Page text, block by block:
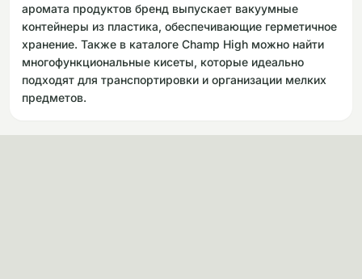
аромата продуктов бренд выпускает вакуумные
контейнеры из пластика, обеспечивающие герметичное
хранение. Также в каталоге Champ High можно найти
многофункциональные кисеты, которые идеально
подходят для транспортировки и организации мелких
предметов.